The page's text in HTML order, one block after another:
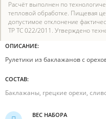
Расчёт выполнен по
тепловой обработке. Пищевая
допустимое отклонение
ТР ТС 022/2011. Утверждено
ОПИСАНИЕ:
Рулетики из баклажанов с
СОСТАВ:
Баклажаны, грецкие орехи,
ВЕС НАБОРА